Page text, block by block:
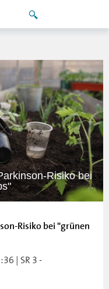
Risiko bei
Risiko bei "grünen
| SR 3 -